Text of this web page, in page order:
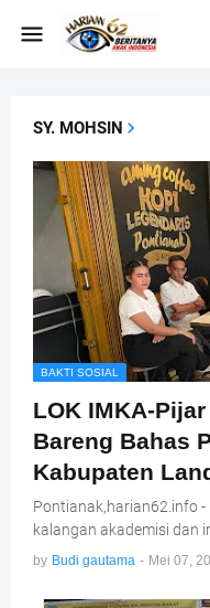
SY. MOHSIN
BAKTI SOSIAL
LOK IMKA-
Bareng Bahas
Kabupaten
Pontianak,harian62.info
kalangan akademisi dan
by Budi gautama - Mei 07,